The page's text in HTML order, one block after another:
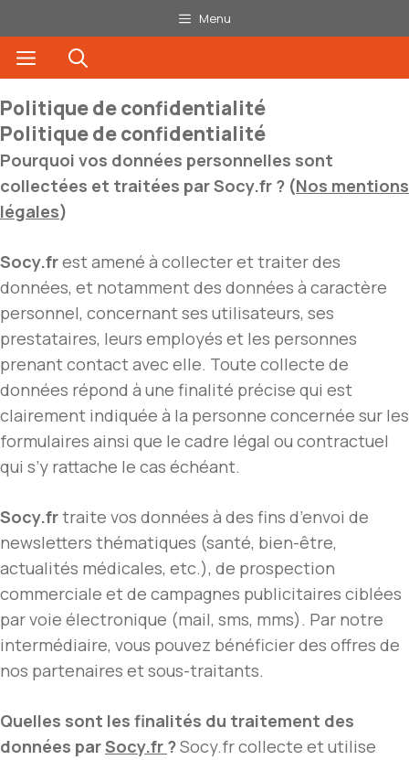
au
contenu
Menu
Menu
Politique de confidentialité
Politique de confidentialité
Pourquoi vos données personnelles sont
collectées et traitées par Socy.fr ? (Nos mentions
légales)
Socy.frest amené à collecter et traiter des
données, et notamment des données à caractère
personnel, concernant ses utilisateurs, ses
prestataires, leurs employés et les personnes
prenant contact avec elle. Toute collecte de
données répond à une finalité précise qui est
clairement indiquée à la personne concernée sur les
formulaires ainsi que le cadre légal ou contractuel
qui s’y rattache le cas échéant.
Socy.frtraite vos données à des fins d’envoi de
newsletters thématiques (santé, bien-être,
actualités médicales, etc.), de prospection
commerciale et de campagnes publicitaires ciblées
par voie électronique (mail, sms, mms). Par notre
intermédiaire, vous pouvez bénéficier des offres de
nos partenaires et sous-traitants.
Quelles sont les finalités du traitement des
données parSocy.fr ?Socy.fr collecte et utilise